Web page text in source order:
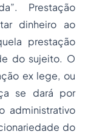
Prestação
dinheiro ao
prestação
do sujeito. O
ex lege, ou
se dará por
administrativo
do